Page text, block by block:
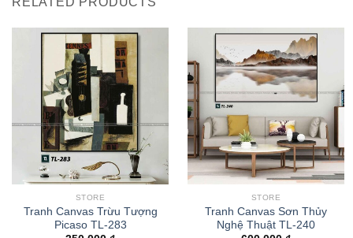
STORE
Tranh Canvas Trừu Tượng
Picaso TL-283
STORE
Tranh Canvas Sơn Thủy
Nghệ Thuật TL-240